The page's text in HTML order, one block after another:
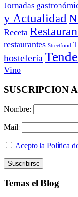
Jornadas
y Actualidad
Receta
restaurantes Streetfood
hostelería
Vino
SUSCRIPCION
Nombre:
Mail:
Acepto la Política
Temas el Blog